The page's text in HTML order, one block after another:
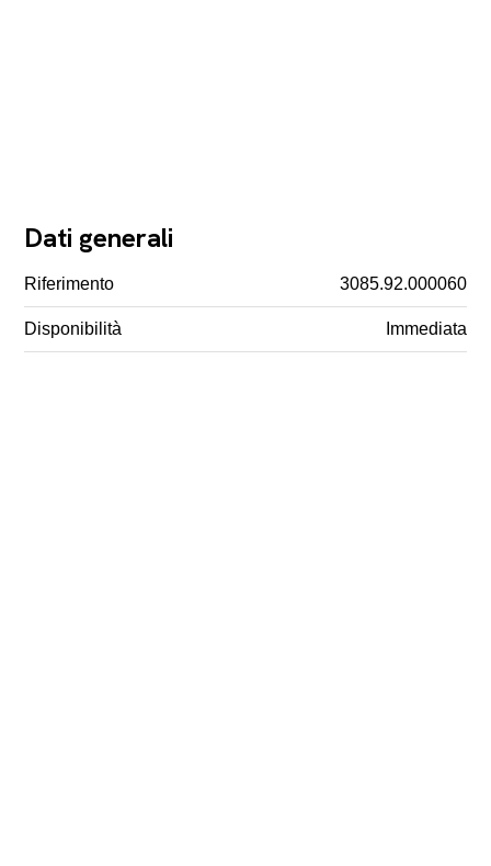
Dati generali
Riferimento 3085.92.000060
Disponibilità Immediata